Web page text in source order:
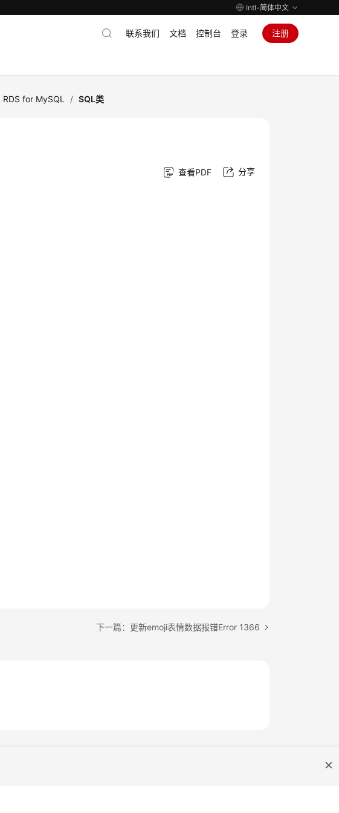
Intl-简体中文
联系我们 文档 控制台 登录 注册
RDS for MySQL / SQL类
查看PDF 分享
下一篇：更新emoji表情数据报错Error 1366